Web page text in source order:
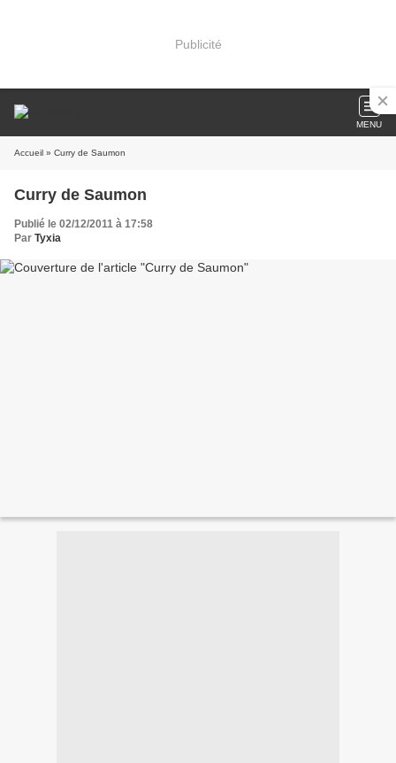
Publicité
MENU
Accueil » Curry de Saumon
Curry de Saumon
Publié le 02/12/2011 à 17:58
Par Tyxia